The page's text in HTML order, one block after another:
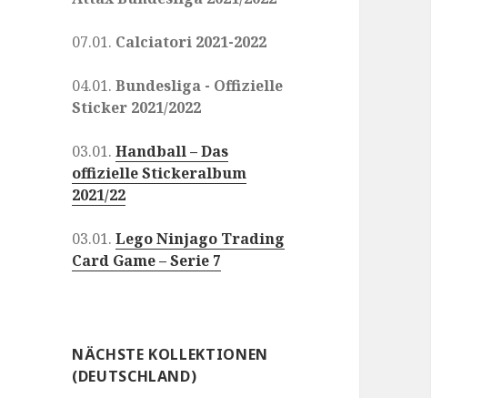
07.01. Calciatori 2021-2022
04.01.Bundesliga - Offizielle
Sticker 2021/2022
03.01.Handball – Das
offizielle Stickeralbum
2021/22
03.01.Lego Ninjago Trading
Card Game – Serie 7
NÄCHSTE KOLLEKTIONEN
(DEUTSCHLAND)